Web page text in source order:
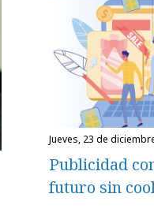
jueves, 23 de
Publicidad
futuro sin